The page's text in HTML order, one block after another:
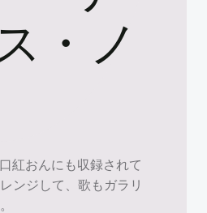
・ノ
紅おんにも収録されて
ンジして、歌もガラリ